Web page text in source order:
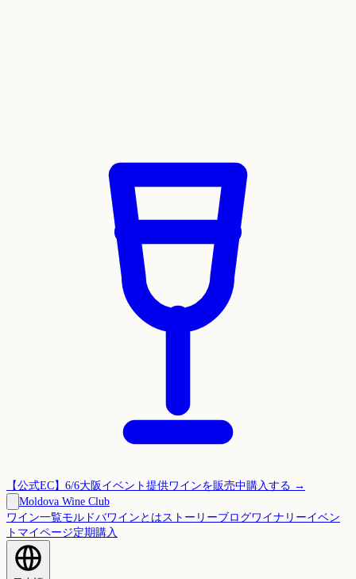
【公式EC】6/6大阪イベント提供ワインを販売中購入する →
Moldova Wine Club
ワイン一覧モルドバワインとはストーリーブログワイナリーイベン
ト マイページ定期購入